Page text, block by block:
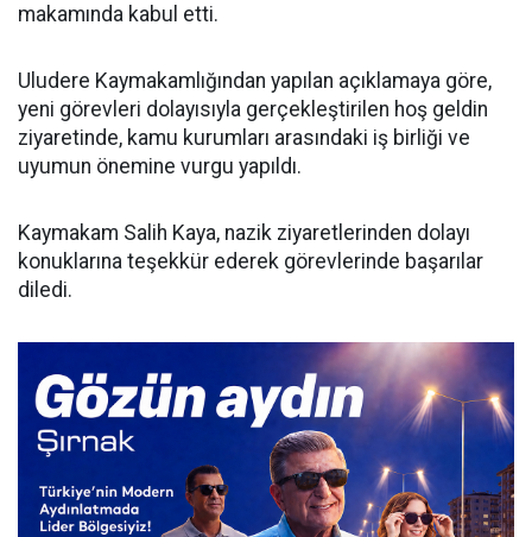
makamında kabul etti.
Uludere Kaymakamlığından yapılan açıklamaya göre,
yeni görevleri dolayısıyla gerçekleştirilen hoş geldin
ziyaretinde, kamu kurumları arasındaki iş birliği ve
uyumun önemine vurgu yapıldı.
Kaymakam Salih Kaya, nazik ziyaretlerinden dolayı
konuklarına teşekkür ederek görevlerinde başarılar
diledi.